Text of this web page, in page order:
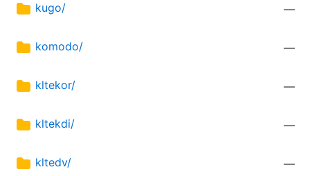
kugo/ —
komodo/ —
kltekor/ —
kltekdi/ —
kltedv/ —